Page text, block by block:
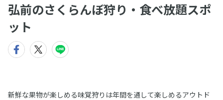
弘前のさくらんぼ狩り・食べ放題スポ
ット
新鮮な果物が楽しめる味覚狩りは年間を通して楽しめるアウトド